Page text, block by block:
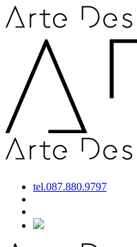
tel.087.880.9797